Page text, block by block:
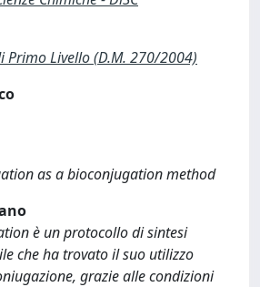
Primo Livello (D.M. 270/2004)
as a bioconjugation method
è un protocollo di sintesi
che ha trovato il suo utilizzo
grazie alle condizioni